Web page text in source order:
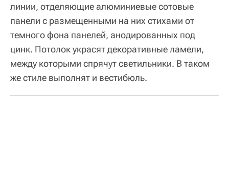
линии, отделяющие алюминиевые сотовые
панели с размещенными на них стихами от
темного фона панелей, анодированных под
цинк. Потолок украсят декоративные ламели,
между которыми спрячут светильники. В таком
же стиле выполнят и вестибюль.